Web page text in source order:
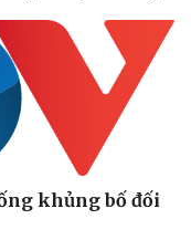
khủng bố đối